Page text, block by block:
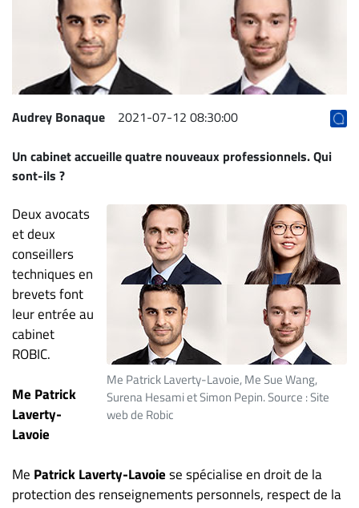
Archives
CARRIÈRE
EMPLOIS
ET
JURISTES
Offres
d'emploi
Formation
Continue
Métiers
Scoop?
CABINETS
ENTREPRISES
Espace
entreprises
Page
entreprises
Audrey Bonaque 2021-07-12 08:30:00
Un cabinet accueille quatre nouveaux professionnels. Qui
sont-ils ?
Me Patrick Laverty-Lavoie, Me Sue Wang,
Surena Hesami et Simon Pepin. Source : Site
web de Robic
Deux avocats
et deux
conseillers
techniques en
brevets font
leur entrée au
cabinet
ROBIC.
Me Patrick
Laverty-
Lavoie
Me Patrick Laverty-Lavoiese spécialise en droit de la
protection des renseignements personnels, respect de la